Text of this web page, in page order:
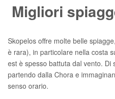
Migliori
Skopelos offre molte belle
è rara), in particolare nella costa
est è spesso battuta dal vento.
partendo dalla Chora e
senso orario.